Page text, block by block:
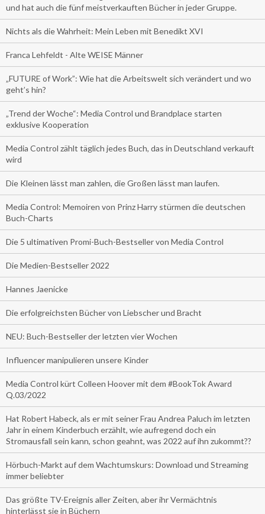
und hat auch die fünf meistverkauften Bücher in jeder Gruppe.
Nichts als die Wahrheit: Mein Leben mit Benedikt XVI
Franca Lehfeldt - Alte WEISE Männer
„FUTURE of Work”: Wie hat die Arbeitswelt sich verändert und wo
geht’s hin?
„Trend der Woche“: Media Control und Brandplace starten
exklusive Kooperation
Media Control zählt täglich jedes Buch, das in Deutschland verkauft
wird
Die Kleinen lässt man zahlen, die Großen lässt man laufen.
Media Control: Memoiren von Prinz Harry stürmen die deutschen
Buch-Charts
Die 5 ultimativen Promi-Buch-Bestseller von Media Control
Die Medien-Bestseller 2022
Hannes Jaenicke
Die erfolgreichsten Bücher von Liebscher und Bracht
NEU: Buch-Bestseller der letzten vier Wochen
Influencer manipulieren unsere Kinder
Media Control kürt Colleen Hoover mit dem #BookTok Award
Q.03/2022
Hat Robert Habeck, als er mit seiner Frau Andrea Paluch im letzten
Jahr in einem Kinderbuch erzählt, wie aufregend doch ein
Stromausfall sein kann, schon geahnt, was 2022 auf ihn zukommt??
Hörbuch-Markt auf dem Wachtumskurs: Download und Streaming
immer beliebter
Das größte TV-Ereignis aller Zeiten, aber ihr Vermächtnis
hinterlässt sie in Büchern